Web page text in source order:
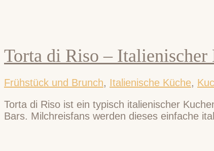
Torta di Riso –
Frühstück und Brunch, Italienische Küche,
Torta di Riso ist ein typisch italienischer
Bars. Milchreisfans werden dieses einfache